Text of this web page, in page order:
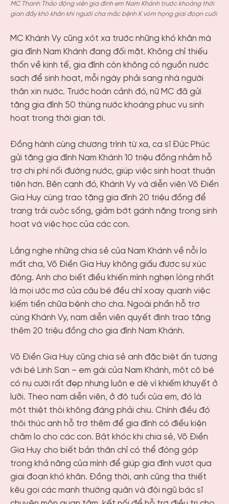
MC Thanh Thảo động viên gia đình em Nam Khánh trước khoảng thời
gian đầy khó khăn khi người cha mắc bệnh K vòm họng giai đoạn cuối
MC Khánh Vy cũng xót xa trước những khó khăn mà
gia đình Nam Khánh đang đối mặt. Không chỉ thiếu
thốn về kinh tế, gia đình còn không có nguồn nước
sạch để sinh hoạt, mỗi ngày phải sang nhà người
thân xin nước. Trước hoàn cảnh đó, nữ MC đã gửi
tặng gia đình 50 thùng nước khoáng phục vụ sinh
hoạt trong thời gian tới.
Đồng hành cùng chương trình từ xa, ca sĩ Đức Phúc
gửi tặng gia đình Nam Khánh 10 triệu đồng nhằm hỗ
trợ chi phí nối đường nước, giúp việc sinh hoạt thuận
tiện hơn. Bên cạnh đó, Khánh Vy và diễn viên Võ Điền
Gia Huy cùng trao tặng gia đình 20 triệu đồng để
trang trải cuộc sống, giảm bớt gánh nặng trong sinh
hoạt và việc học của các con.
Lắng nghe những chia sẻ của Nam Khánh về nỗi lo
mất cha, Võ Điền Gia Huy không giấu được sự xúc
động. Anh cho biết điều khiến mình nghẹn lòng nhất
là mọi ước mơ của cậu bé đều chỉ xoay quanh việc
kiếm tiền chữa bệnh cho cha. Ngoài phần hỗ trợ
cùng Khánh Vy, nam diễn viên quyết định trao tặng
thêm 20 triệu đồng cho gia đình Nam Khánh.
Võ Điền Gia Huy cũng chia sẻ anh đặc biệt ấn tượng
với bé Linh San – em gái của Nam Khánh, một cô bé
có nụ cười rất đẹp nhưng luôn e dè vì khiếm khuyết ở
lưỡi. Theo nam diễn viên, ở độ tuổi của em, đó là
một thiệt thòi không đáng phải chịu. Chính điều đó
thôi thúc anh hỗ trợ thêm để gia đình có điều kiện
chăm lo cho các con. Bật khóc khi chia sẻ, Võ Điền
Gia Huy cho biết bản thân chỉ có thể đóng góp
trong khả năng của mình để giúp gia đình vượt qua
giai đoạn khó khăn. Đồng thời, anh cũng tha thiết
kêu gọi các mạnh thường quân và đội ngũ bác sĩ